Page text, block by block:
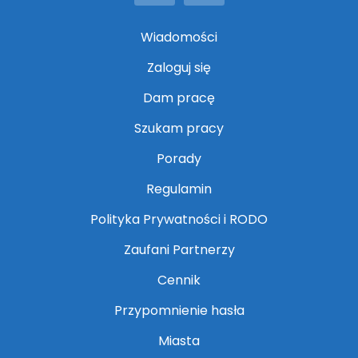
InstagramFacebook
Wiadomości
Zaloguj się
Dam pracę
Szukam pracy
Porady
Regulamin
Polityka Prywatności i RODO
Zaufani Partnerzy
Cennik
Przypomnienie hasła
Miasta